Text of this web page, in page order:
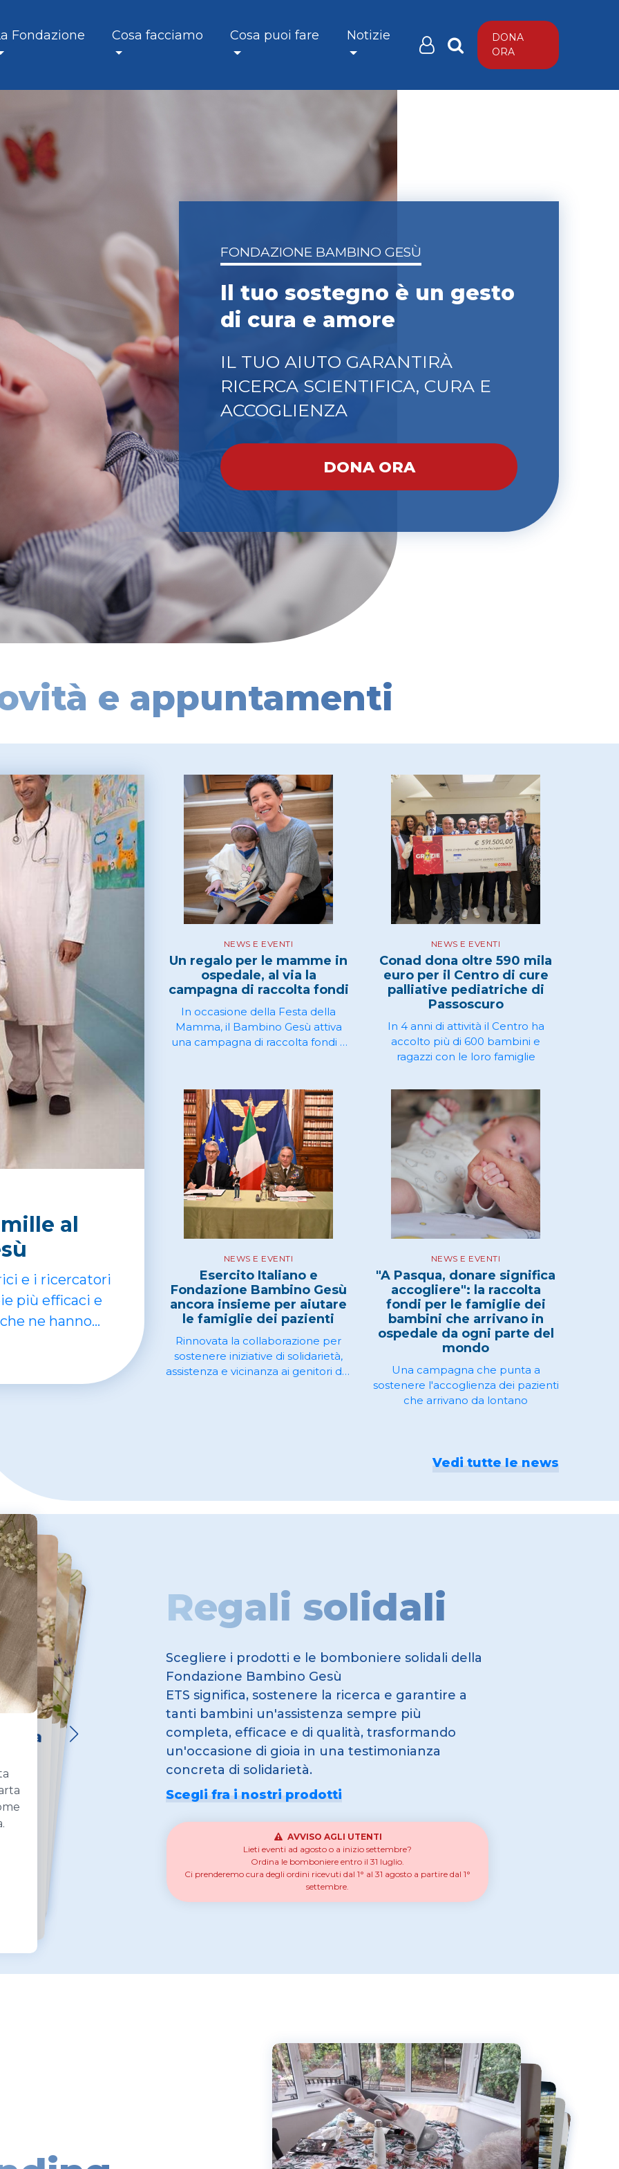
Fondazione Cosa facciamo Cosa puoi fare Notizie
DONA
ORA
FONDAZIONE BAMBINO GESÙ
Il tuo sostegno è un gesto
di cura e amore
IL TUO AIUTO GARANTIRÀ
RICERCA SCIENTIFICA, CURA E
ACCOGLIENZA
DONA ORA
e appuntamenti
al
e i ricercatori
più efficaci e
ne hanno
NEWS E EVENTI
Un regalo per le mamme in
ospedale, al via la
campagna di raccolta fondi
In occasione della Festa della
Mamma, il Bambino Gesù attiva
una campagna di raccolta fondi a
ricevere le cure di cui hanno
bisogno
NEWS E EVENTI
Conad dona oltre 590 mila
euro per il Centro di cure
palliative pediatriche di
Passoscuro
In 4 anni di attività il Centro ha
accolto più di 600 bambini e
ragazzi con le loro famiglie
NEWS E EVENTI
Esercito Italiano e
Fondazione Bambino Gesù
ancora insieme per aiutare
le famiglie dei pazienti
Rinnovata la collaborazione per
sostenere iniziative di solidarietà,
assistenza e vicinanza ai genitori dei
NEWS E EVENTI
"A Pasqua, donare significa
accogliere": la raccolta
fondi per le famiglie dei
bambini che arrivano in
ospedale da ogni parte del
mondo
Una campagna che punta a
sostenere l'accoglienza dei pazienti
che arrivano da lontano
Vedi tutte le news
Regali solidali
Scegliere i prodotti e le bomboniere solidali della
Fondazione Bambino Gesù
ETS significa, sostenere la ricerca e garantire a
tanti bambini un'assistenza sempre più
completa, efficace e di qualità, trasformando
un'occasione di gioia in una testimonianza
concreta di solidarietà.
Scegli fra i nostri prodotti
AVVISO AGLI UTENTI
Lieti eventi ad agosto o a inizio settembre?
Ordina le bomboniere entro il 31 luglio.
Ci prenderemo cura degli ordini ricevuti dal 1° al 31 agosto a partire dal 1°
settembre.
delle
ti
piantarla e
Prim
la
biglietto
Linea